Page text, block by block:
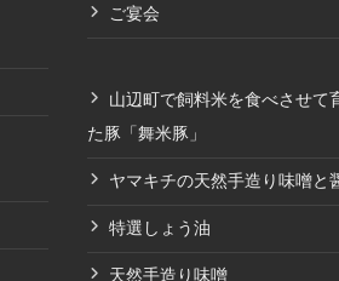
ご宴会
山辺町で飼料米を食べさせて
た豚「舞米豚」
ヤマキチの天然手造り味噌と
特選しょう油
天然手造り味噌